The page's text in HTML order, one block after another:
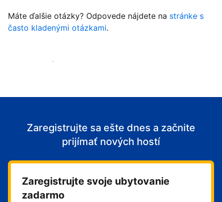
Máte ďalšie otázky? Odpovede nájdete na stránke s
často kladenými otázkami.
Začať prijímať hostí
Zaregistrujte sa ešte dnes a začnite
prijímať nových hostí
Zaregistrujte svoje ubytovanie
zadarmo